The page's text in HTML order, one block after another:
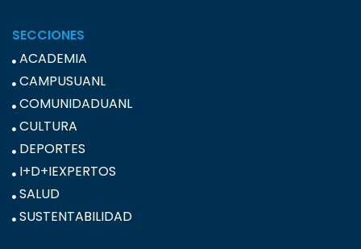
SECCIONES
ACADEMIA
CAMPUSUANL
COMUNIDADUANL
CULTURA
DEPORTES
I+D+IEXPERTOS
SALUD
SUSTENTABILIDAD